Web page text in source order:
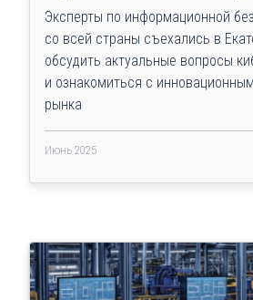
Эксперты по информационной
со всей страны съехались в
обсудить актуальные вопросы
и ознакомиться с
рынка
Июнь 2025